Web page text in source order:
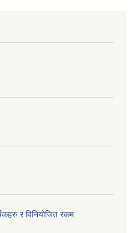
र विनियोजित रकम